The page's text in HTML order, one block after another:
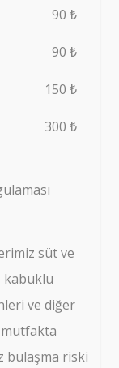
90 ₺
90 ₺
150 ₺
300 ₺
süt ve
ve diğer
bulaşma riski